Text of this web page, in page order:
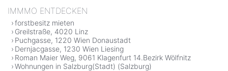
IMMMO ENTDECKEN
forstbesitz mieten
Greilstraße, 4020 Linz
Puchgasse, 1220 Wien Donaustadt
Dernjacgasse, 1230 Wien Liesing
Roman Maier Weg, 9061 Klagenfurt 14.Bezirk Wölfnitz
Wohnungen in Salzburg(Stadt) (Salzburg)